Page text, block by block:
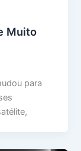
Muito
para